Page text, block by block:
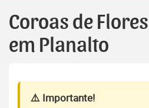
Coroas de
em Planalto
⚠️ Importante!